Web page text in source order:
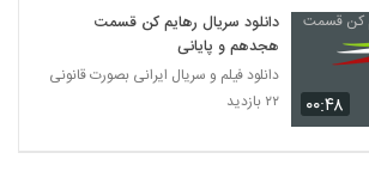
۰۰:۴۸
دانلود سریال رهایم کن قسمت
هجدهم و پایانی
دانلود فیلم و سریال ایرانی بصورت قانونی
۲۲ بازدید